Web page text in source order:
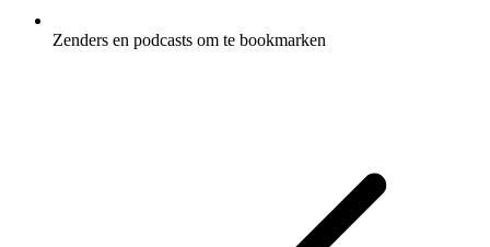
Zenders en podcasts om te bookmarken